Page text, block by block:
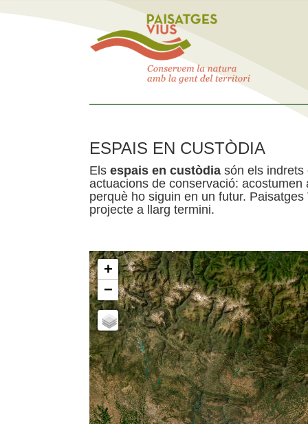
ESPAIS EN CUSTÒDIA
Els espais en custòdia són els indrets
actuacions de conservació:
perquè ho siguin en un futur.
projecte a llarg termini.
+
−